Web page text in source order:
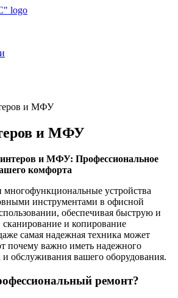
и МФУ
и МФУ
и МФУ: Профессиональное
комфорта
устройства
инструментами в офисной
обеспечивая быструю и
сканирование и копирование
самая надежная техника может
почему важно иметь надежного
и обслуживания вашего оборудования.
ремонт?